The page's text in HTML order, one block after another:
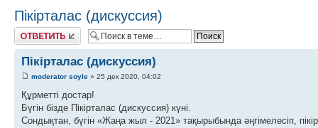
Пікірталас (дискуссия)
Ответить
Пікірталас (дискуссия)
moderator soyle » 25 дек 2020, 04:02
Құрметті достар!
Бүгін бізде Пікірталас (дискуссия) күні.
Сондықтан, бүгін «Жаңа жыл - 2021» тақырыбында әңгімелесіп,